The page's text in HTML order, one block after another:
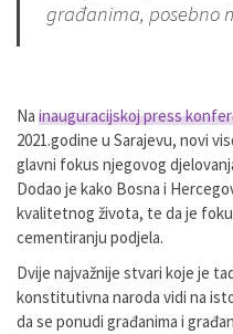
građanima, posebno
Na inauguracijskoj press
2021.godine u Sarajevu, novi
glavni fokus njegovog
Dodao je kako Bosna i
kvalitetnog života, te da je
cementiranju podjela.
Dvije najvažnije stvari koje je
konstitutivna naroda vidi na
da se ponudi građanima i